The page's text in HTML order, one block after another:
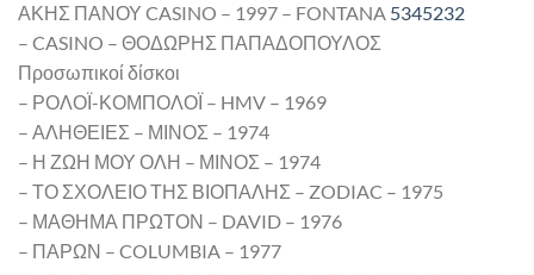
ΑΚΗΣ ΠΑΝΟΥ CASINO – 1997 – FONTANA 5345232
– CASINO – ΘΟΔΩΡΗΣ ΠΑΠΑΔΟΠΟΥΛΟΣ
Προσωπικοί δίσκοι
– ΡΟΛΟΪ-ΚΟΜΠΟΛΟΪ – HMV – 1969
– ΑΛΗΘΕΙΕΣ – ΜΙΝΟΣ – 1974
– Η ΖΩΗ ΜΟΥ ΟΛΗ – ΜΙΝΟΣ – 1974
– ΤΟ ΣΧΟΛΕΙΟ ΤΗΣ ΒΙΟΠΑΛΗΣ – ZODIAC – 1975
– ΜΑΘΗΜΑ ΠΡΩΤΟΝ – DAVID – 1976
– ΠΑΡΩΝ – COLUMBIA – 1977